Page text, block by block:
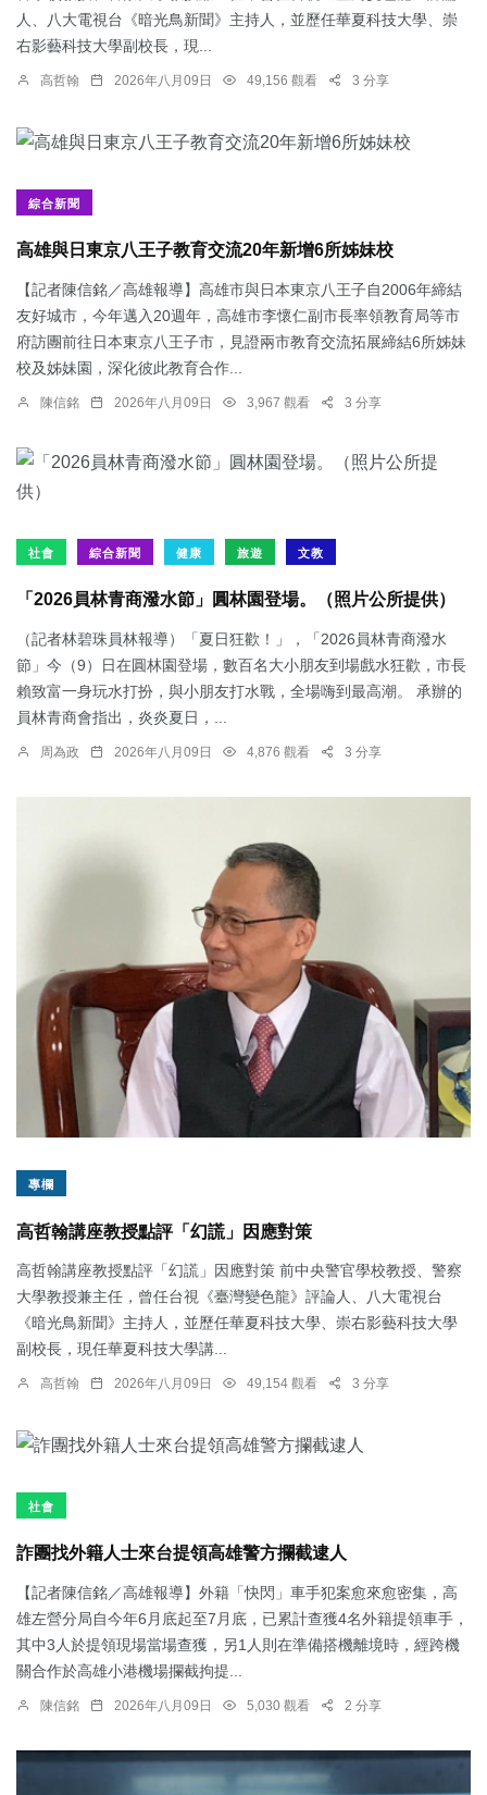
人、八大電視台《暗光鳥新聞》主持人，並歷任華夏科技大學、崇
右影藝科技大學副校長，現...
高哲翰 2026年八月09日 49,156 觀看 3 分享
綜合新聞
高雄與日東京八王子教育交流20年新增6所姊妹校
【記者陳信銘／高雄報導】高雄市與日本東京八王子自2006年締結
友好城市，今年邁入20週年，高雄市李懷仁副市長率領教育局等市
府訪團前往日本東京八王子市，見證兩市教育交流拓展締結6所姊妹
校及姊妹園，深化彼此教育合作...
陳信銘 2026年八月09日 3,967 觀看 3 分享
社會 綜合新聞 健康 旅遊 文教
「2026員林青商潑水節」圓林園登場。（照片公所提供）
（記者林碧珠員林報導）「夏日狂歡！」，「2026員林青商潑水
節」今（9）日在圓林園登場，數百名大小朋友到場戲水狂歡，市長
賴致富一身玩水打扮，與小朋友打水戰，全場嗨到最高潮。 承辦的
員林青商會指出，炎炎夏日，...
周為政 2026年八月09日 4,876 觀看 3 分享
專欄
高哲翰講座教授點評「幻謊」因應對策
高哲翰講座教授點評「幻謊」因應對策 前中央警官學校教授、警察
大學教授兼主任，曾任台視《臺灣變色龍》評論人、八大電視台
《暗光鳥新聞》主持人，並歷任華夏科技大學、崇右影藝科技大學
副校長，現任華夏科技大學講...
高哲翰 2026年八月09日 49,154 觀看 3 分享
社會
詐團找外籍人士來台提領高雄警方攔截逮人
【記者陳信銘／高雄報導】外籍「快閃」車手犯案愈來愈密集，高
雄左營分局自今年6月底起至7月底，已累計查獲4名外籍提領車手，
其中3人於提領現場當場查獲，另1人則在準備搭機離境時，經跨機
關合作於高雄小港機場攔截拘提...
陳信銘 2026年八月09日 5,030 觀看 2 分享